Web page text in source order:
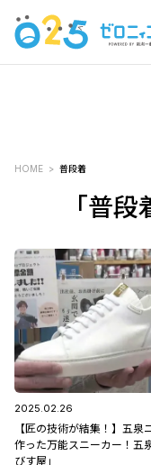
HOME 普段着
「普
2025.02.26
【匠の技術が結集！】五泉
作った万能スニーカー！五
びす屋」